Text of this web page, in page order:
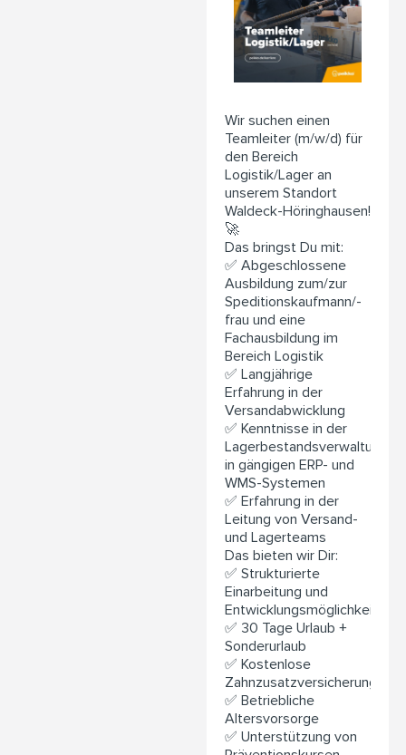
Wir suchen einen
Teamleiter (m/w/d) für
den Bereich
Logistik/Lager an
unserem Standort
Waldeck-Höringhausen!
🚀
Das bringst Du mit:
✅ Abgeschlossene
Ausbildung zum/zur
Speditionskaufmann/-
frau und eine
Fachausbildung im
Bereich Logistik
✅ Langjährige
Erfahrung in der
Versandabwicklung
✅ Kenntnisse in der
Lagerbestandsverwaltung
in gängigen ERP- und
WMS-Systemen
✅ Erfahrung in der
Leitung von Versand-
und Lagerteams
Das bieten wir Dir:
✅ Strukturierte
Einarbeitung und
Entwicklungsmöglichkeiten
✅ 30 Tage Urlaub +
Sonderurlaub
✅ Kostenlose
Zahnzusatzversicherung
✅ Betriebliche
Altersvorsorge
✅ Unterstützung von